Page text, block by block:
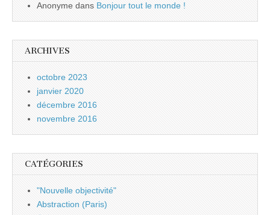
Anonyme dans Bonjour tout le monde !
ARCHIVES
octobre 2023
janvier 2020
décembre 2016
novembre 2016
CATÉGORIES
"Nouvelle objectivité"
Abstraction (Paris)